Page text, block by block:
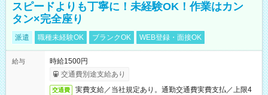
スピードよりも丁寧に！未経験OK！作業はカン
タン×完全座り
派遣 職種未経験OK ブランクOK WEB登録・面接OK
給与
時給1500円
交通費別途支給あり
交通費
実費支給／当社規定あり。通勤交通費実費支払／上限4